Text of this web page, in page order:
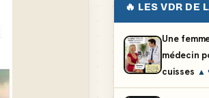
🔥 LES VDR DE
Une
médecin
cuisses ▲